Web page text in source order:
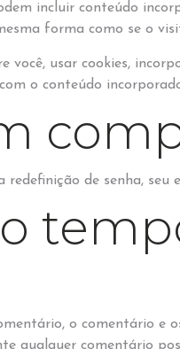
incluir conteúdo
forma como se o
você, usar cookies,
o conteúdo
redefinição de senha, seu
o comentário e
qualquer comentário